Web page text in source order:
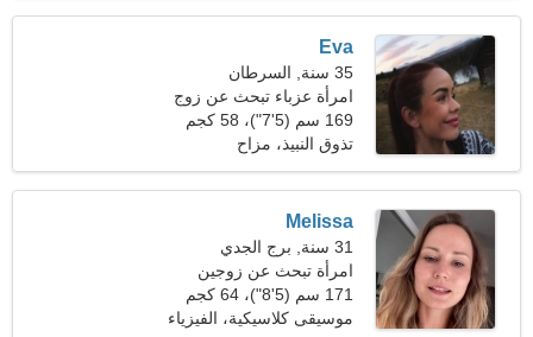
Eva
35 سنة, السرطان
امرأة عزباء تبحث عن زوج
37-47
169 سم (5'7")، 58 كجم
(127 رطلا)
تذوق النبيذ، مزاح
Melissa
31 سنة, برج الجدي
امرأة تبحث عن زوجين
171 سم (5'8")، 64 كجم
(141 رطلا)
موسيقى كلاسيكية، الفيزياء